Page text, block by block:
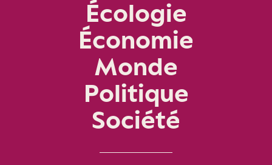
Écologie
Économie
Monde
Politique
Société